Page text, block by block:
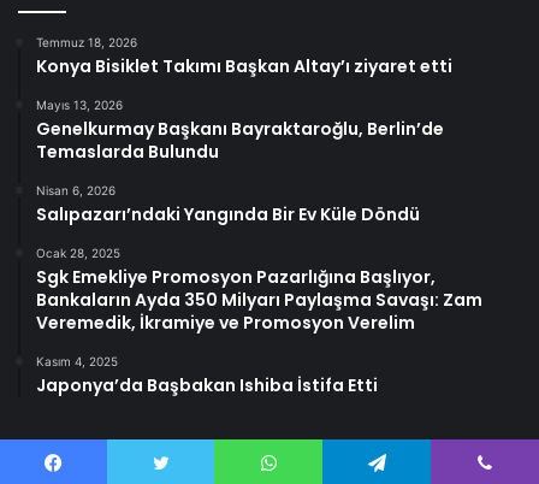
Temmuz 18, 2026
Konya Bisiklet Takımı Başkan Altay’ı ziyaret etti
Mayıs 13, 2026
Genelkurmay Başkanı Bayraktaroğlu, Berlin’de
Temaslarda Bulundu
Nisan 6, 2026
Salıpazarı’ndaki Yangında Bir Ev Küle Döndü
Ocak 28, 2025
Sgk Emekliye Promosyon Pazarlığına Başlıyor,
Bankaların Ayda 350 Milyarı Paylaşma Savaşı: Zam
Veremedik, İkramiye ve Promosyon Verelim
Kasım 4, 2025
Japonya’da Başbakan Ishiba İstifa Etti